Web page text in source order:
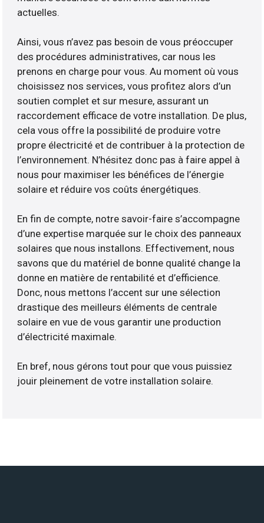
actuelles.
Ainsi, vous n’avez pas besoin de vous préoccuper
des procédures administratives, car nous les
prenons en charge pour vous. Au moment où vous
choisissez nos services, vous profitez alors d’un
soutien complet et sur mesure, assurant un
raccordement efficace de votre installation. De plus,
cela vous offre la possibilité de produire votre
propre électricité et de contribuer à la protection de
l’environnement. N’hésitez donc pas à faire appel à
nous pour maximiser les bénéfices de l’énergie
solaire et réduire vos coûts énergétiques.
En fin de compte, notre savoir-faire s’accompagne
d’une expertise marquée sur le choix des panneaux
solaires que nous installons. Effectivement, nous
savons que du matériel de bonne qualité change la
donne en matière de rentabilité et d’efficience.
Donc, nous mettons l’accent sur une sélection
drastique des meilleurs éléments de centrale
solaire en vue de vous garantir une production
d’électricité maximale.
En bref, nous gérons tout pour que vous puissiez
jouir pleinement de votre installation solaire.